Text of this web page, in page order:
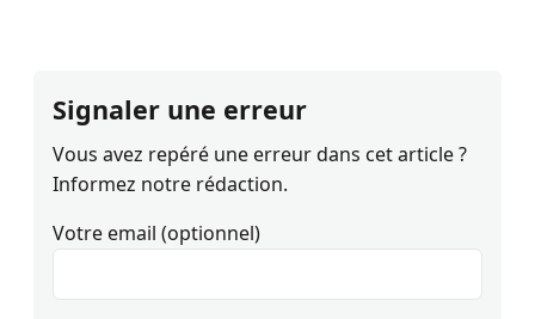
Signaler une erreur
Vous avez repéré une erreur dans cet article ?
Informez notre rédaction.
Votre email (optionnel)